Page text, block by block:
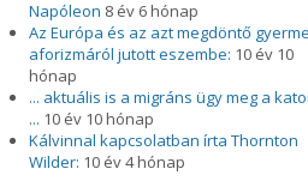
Napóleon 8 év 6 hónap
Az Európa és az azt megdöntő
aforizmáról jutott eszembe: 10 év 10
hónap
... aktuális is a migráns ügy meg a
... 10 év 10 hónap
Kálvinnal kapcsolatban írta Thornton
Wilder: 10 év 4 hónap